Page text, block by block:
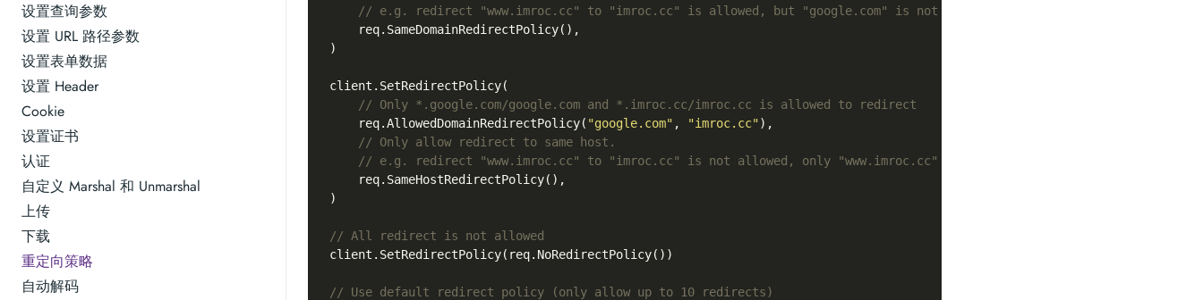
设置查询参数
设置 URL 路径参数
设置表单数据
设置 Header
Cookie
设置证书
认证
自定义 Marshal 和 Unmarshal
上传
下载
重定向策略
自动解码
// e.g. redirect "www.imroc.cc" to "imroc.cc" is allowed, but "google.com" is not
    req.SameDomainRedirectPolicy(),
)
client.SetRedirectPolicy(
// Only *.google.com/google.com and *.imroc.cc/imroc.cc is allowed to redirect
    req.AllowedDomainRedirectPolicy(
"google.com" , "imroc.cc"),
// Only allow redirect to same host.
// e.g. redirect "www.imroc.cc" to "imroc.cc" is not allowed, only "www.imroc.cc" is allowed
    req.SameHostRedirectPolicy(),
)
// All redirect is not allowed
client.SetRedirectPolicy(req.NoRedirectPolicy())
// Use default redirect policy (only allow up to 10 redirects)